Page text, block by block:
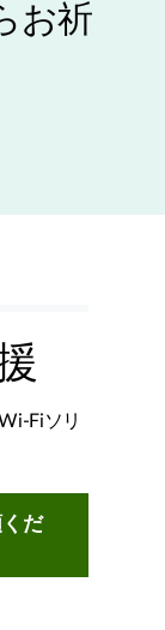
お祈
Fiソリ
だ